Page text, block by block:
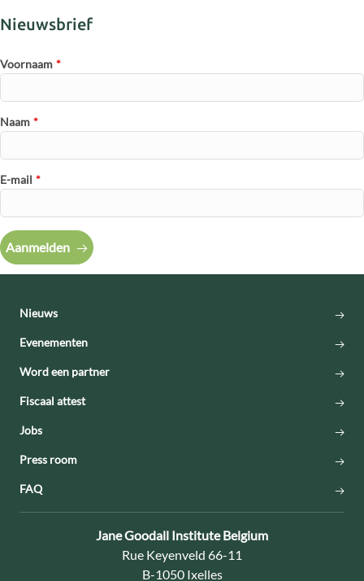
Nieuwsbrief
Voornaam *
Naam *
E-mail *
Aanmelden
Nieuws
Evenementen
Word een partner
Fiscaal attest
Jobs
Press room
FAQ
Contact:
Jane Goodall Institute Belgium
Adres:
Rue Keyenveld 66-11
B-1050 Ixelles